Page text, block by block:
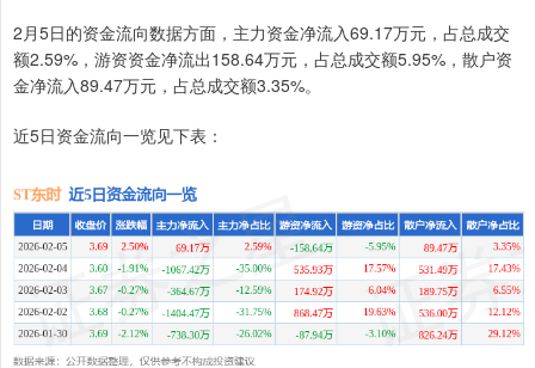
2月5日的资金流向数据方面，主力资金净流入69.17万元，占总成交
额2.59%，游资资金净流出158.64万元，占总成交额5.95%，散户资
金净流入89.47万元，占总成交额3.35%。
近5日资金流向一览见下表：